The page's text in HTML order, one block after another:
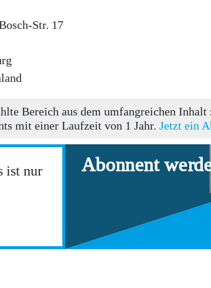
Str. 17
Bereich aus dem umfangreichen
mit einer Laufzeit von 1 Jahr. Jetzt ein
ist nur
Abonnent